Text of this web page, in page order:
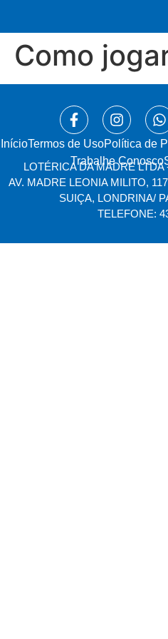
Como
Início⁠Termos de UsoPolítica de
Trabalhe Conosco
LOTÉRICA DA MADRE LTDA
AV. MADRE LEONIA MILITO,
SUIÇA, LONDRINA/
TELEFONE: